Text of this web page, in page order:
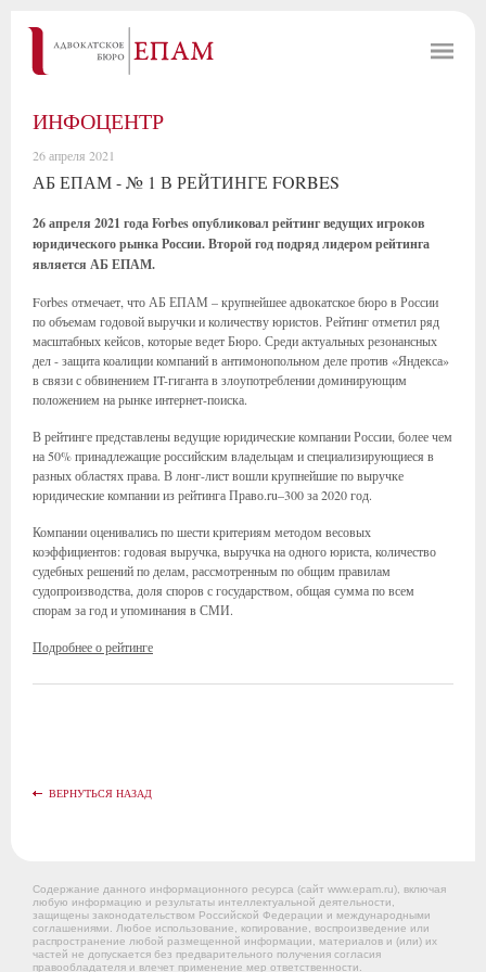
ИНФОЦЕНТР
26 апреля 2021
АБ ЕПАМ - № 1 В РЕЙТИНГЕ FORBES
26 апреля 2021 года Forbes опубликовал рейтинг ведущих игроков
юридического рынка России. Второй год подряд лидером рейтинга
является АБ ЕПАМ.
Forbes отмечает, что АБ ЕПАМ – крупнейшее адвокатское бюро в России
по объемам годовой выручки и количеству юристов. Рейтинг отметил ряд
масштабных кейсов, которые ведет Бюро. Среди актуальных резонансных
дел - защита коалиции компаний в антимонопольном деле против «Яндекса»
в связи с обвинением IT-гиганта в злоупотреблении доминирующим
положением на рынке интернет-поиска.
В рейтинге представлены ведущие юридические компании России, более чем
на 50% принадлежащие российским владельцам и специализирующиеся в
разных областях права. В лонг-лист вошли крупнейшие по выручке
юридические компании из рейтинга Право.ru–300 за 2020 год.
Компании оценивались по шести критериям методом весовых
коэффициентов: годовая выручка, выручка на одного юриста, количество
судебных решений по делам, рассмотренным по общим правилам
судопроизводства, доля споров с государством, общая сумма по всем
спорам за год и упоминания в СМИ.
Подробнее о рейтинге
ВЕРНУТЬСЯ НАЗАД
Содержание данного информационного ресурса (сайт www.epam.ru), включая
любую информацию и результаты интеллектуальной деятельности,
защищены законодательством Российской Федерации и международными
соглашениями. Любое использование, копирование, воспроизведение или
распространение любой размещенной информации, материалов и (или) их
частей не допускается без предварительного получения согласия
правообладателя и влечет применение мер ответственности.